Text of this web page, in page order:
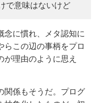
で意味はないけど
念に慣れ、メタ認知に
らこの辺の事柄をプロ
理由のように思え
関係もそうだ。プログ